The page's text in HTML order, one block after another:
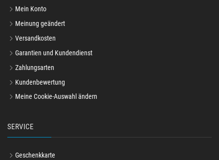
Mein Konto
Meinung geändert
Versandkosten
Garantien und Kundendienst
Zahlungsarten
Kundenbewertung
Meine Cookie-Auswahl ändern
SERVICE
Geschenkkarte